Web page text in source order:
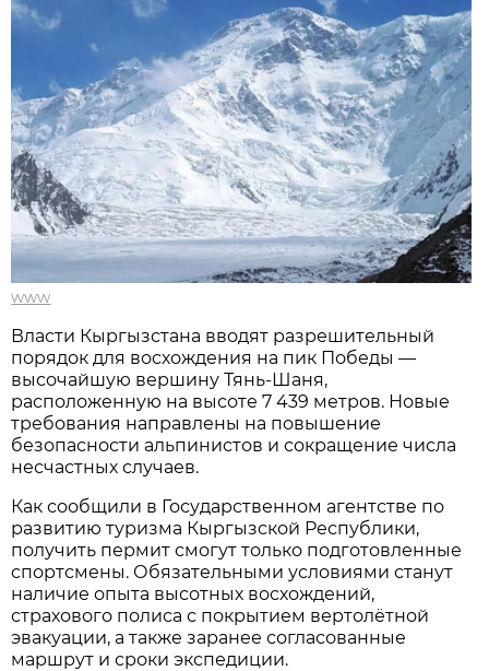
www
Власти Кыргызстана вводят разрешительный
порядок для восхождения на пик Победы —
высочайшую вершину Тянь-Шаня,
расположенную на высоте 7 439 метров. Новые
требования направлены на повышение
безопасности альпинистов и сокращение числа
несчастных случаев.
Как сообщили в Государственном агентстве по
развитию туризма Кыргызской Республики,
получить пермит смогут только подготовленные
спортсмены. Обязательными условиями станут
наличие опыта высотных восхождений,
страхового полиса с покрытием вертолётной
эвакуации, а также заранее согласованные
маршрут и сроки экспедиции.